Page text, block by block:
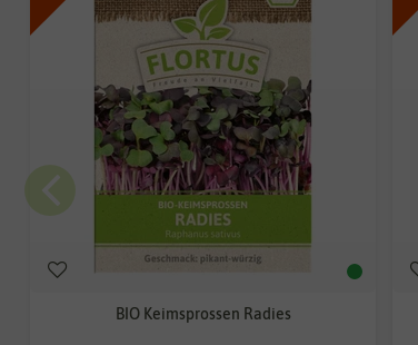
BIO Keimsprossen Radies